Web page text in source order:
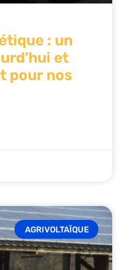
: un
et
pour nos
AGRIVOLTAÏQUE